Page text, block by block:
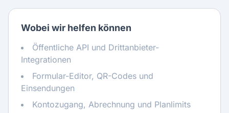
Wobei wir helfen können
Öffentliche API und Drittanbieter-
Integrationen
Formular-Editor, QR-Codes und
Einsendungen
Kontozugang, Abrechnung und Planlimits